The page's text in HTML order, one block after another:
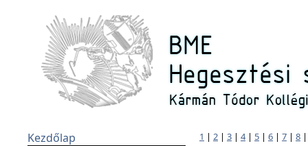
Kezdőlap
1 | 2 | 3 | 4| 5 | 6 | 7 | 8